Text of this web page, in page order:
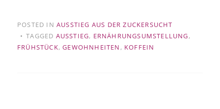
POSTED IN AUSSTIEG AUS DER ZUCKERSUCHT
TAGGED AUSSTIEG, ERNÄHRUNGSUMSTELLUNG,
FRÜHSTÜCK,GEWOHNHEITEN , KOFFEIN